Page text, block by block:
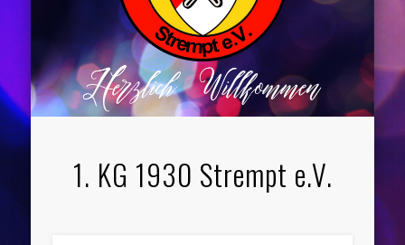
1. KG 1930 Strempt e.V.